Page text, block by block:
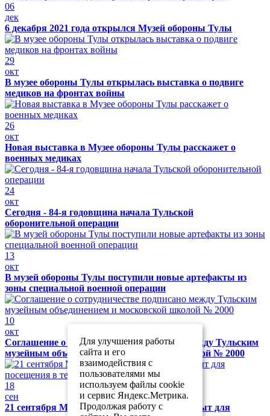
06
дек
6 декабря 2021 года открылся Музей обороны Тулы
29
окт
В музее обороны Тулы открылась выставка о подвиге
медиков на фронтах войны
26
окт
Новая выставка в Музее обороны Тулы расскажет о
военных медиках
24
окт
Сегодня - 84-я годовщина начала Тульской
оборонительной операции
13
окт
В музей обороны Тулы поступили новые артефакты из
зоны специальной военной операции
10
окт
Соглашение о сотрудничестве подписано между Тульским
музейным объединением и московской школой № 2000
18
сен
21 сентября Музей обороны Тулы будет закрыт для
Для улучшения работы
сайта и его
взаимодействия с
пользователями мы
используем файлы cookie
и сервис Яндекс.Метрика.
Продолжая работу с